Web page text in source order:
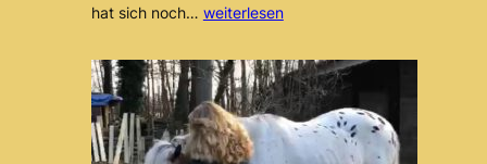
hat sich noch… Ómur
weiterlesen